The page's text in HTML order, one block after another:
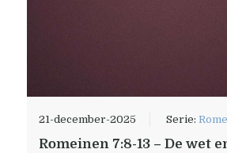
21-december-2025 Serie:
Romeinen 7:8-13 – De wet